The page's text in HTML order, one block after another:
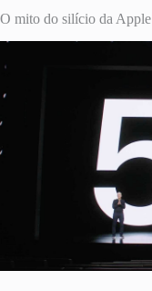
O mito do silício da Apple